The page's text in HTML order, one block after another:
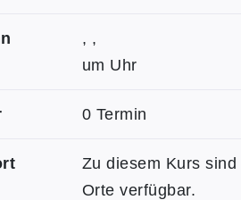
, ,
um Uhr
0 Termin
Zu diesem Kurs
Orte verfügbar.